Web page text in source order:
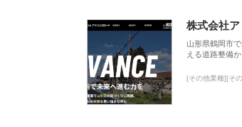
株式会社
山形県鶴岡市
える道路整備
[その他業種][そ